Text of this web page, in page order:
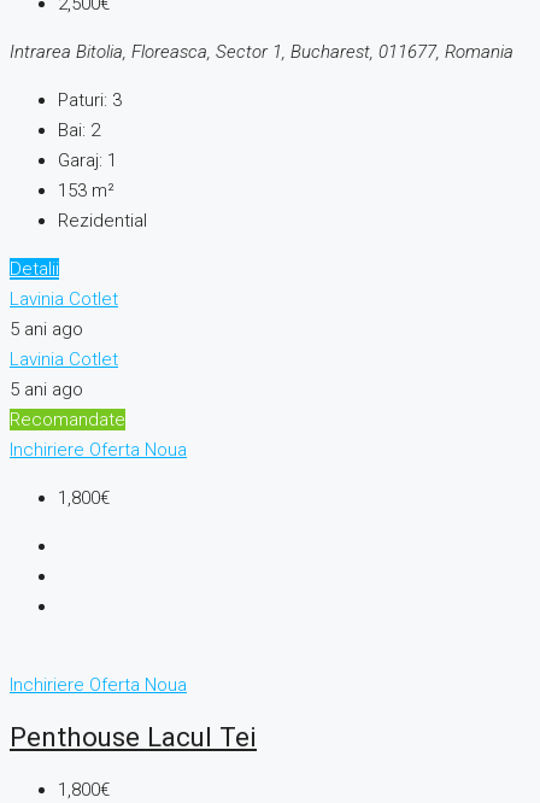
Intrarea Bitolia, Floreasca, Sector 1, Bucharest, 011677, Romania
Paturi: 3
Bai: 2
Garaj: 1
153 m²
Rezidential
Detalii
Lavinia Cotlet
5 ani ago
Lavinia Cotlet
5 ani ago
Recomandate
Inchiriere Oferta Noua
1,800€
Inchiriere Oferta Noua
Penthouse Lacul Tei
1,800€